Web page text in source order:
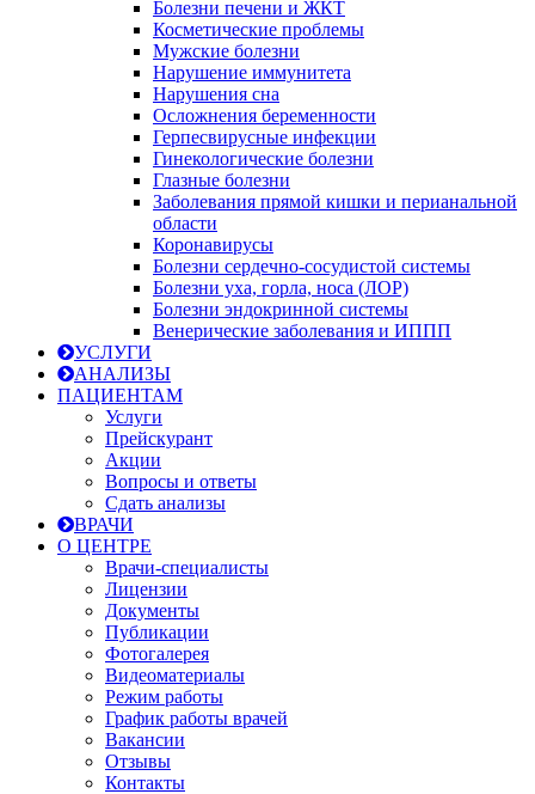
Болезни печени и ЖКТ
Косметические проблемы
Мужские болезни
Нарушение иммунитета
Нарушения сна
Осложнения беременности
Герпесвирусные инфекции
Гинекологические болезни
Глазные болезни
Заболевания прямой кишки и перианальной
области
Коронавирусы
Болезни сердечно-сосудистой системы
Болезни уха, горла, носа (ЛОР)
Болезни эндокринной системы
Венерические заболевания и ИППП
УСЛУГИ
АНАЛИЗЫ
ПАЦИЕНТАМ
Услуги
Прейскурант
Акции
Вопросы и ответы
Сдать анализы
ВРАЧИ
О ЦЕНТРЕ
Врачи-специалисты
Лицензии
Документы
Публикации
Фотогалерея
Видеоматериалы
Режим работы
График работы врачей
Вакансии
Отзывы
Контакты